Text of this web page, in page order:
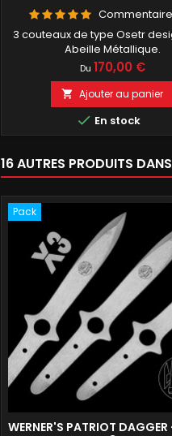
3 couteaux de type Osetr
Abeille Métallique.
Du Prix
170,00 €
 Ajouter au panier
 En stock
16 AUTRES PRODUITS
Pack
WERNER'S PATRIOT DAGGER